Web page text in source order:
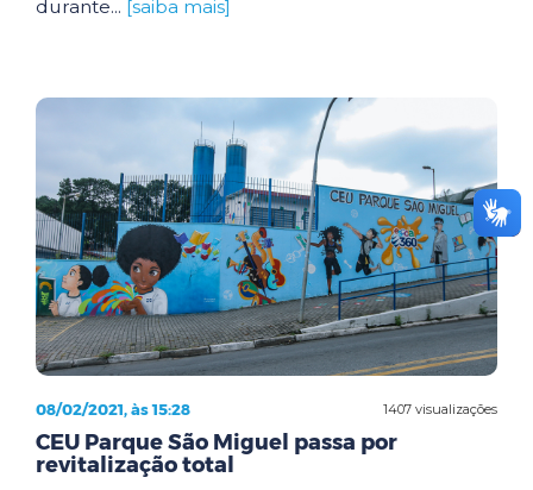
durante... [saiba mais]
1407 visualizações
08/02/2021, às 15:28
CEU Parque São Miguel passa por
revitalização total